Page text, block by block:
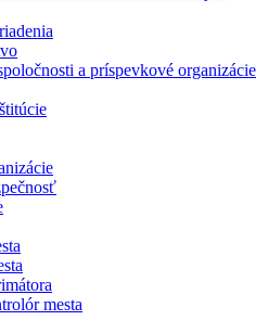
a príspevkové organizácie
mesta